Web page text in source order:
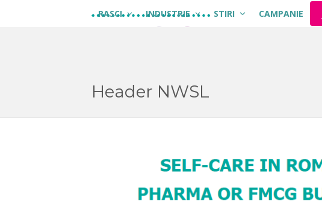
RASCI INDUSTRIE STIRI CAMPANIE
Header NWSL